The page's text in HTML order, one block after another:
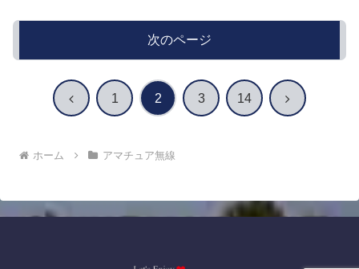
次のページ
前 1 2 3 14 次
ホーム アマチュア無線